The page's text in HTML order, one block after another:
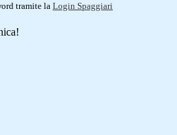
tramite la Login Spaggiari